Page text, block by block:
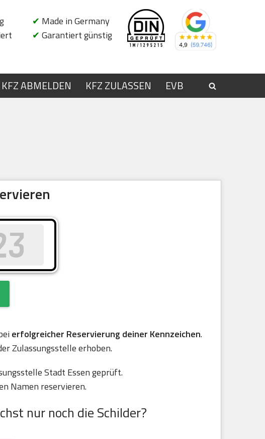
✔ Made in Germany
✔ Garantiert günstig
KFZ ABMELDEN KFZ ZULASSEN EVB
erfolgreicher Reservierung deiner Kennzeichen.
Zulassungsstelle erhoben.
Stadt Essen geprüft.
Namen reservieren.
nur noch die Schilder?